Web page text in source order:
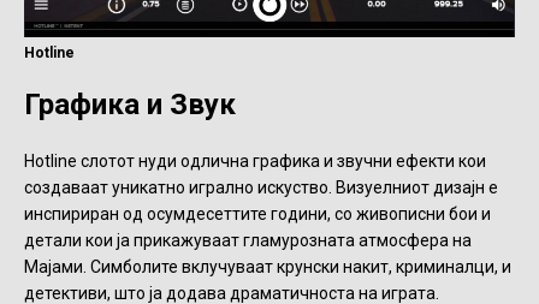
Hotline
Графика и Звук
Hotline слотот нуди одлична графика и звучни ефекти кои
создаваат уникатно игрално искуство. Визуелниот дизајн е
инспириран од осумдесеттите години, со живописни бои и
детали кои ја прикажуваат гламурозната атмосфера на
Мајами. Симболите вклучуваат крунски накит, криминалци, и
детективи, што ја додава драматичноста на играта.